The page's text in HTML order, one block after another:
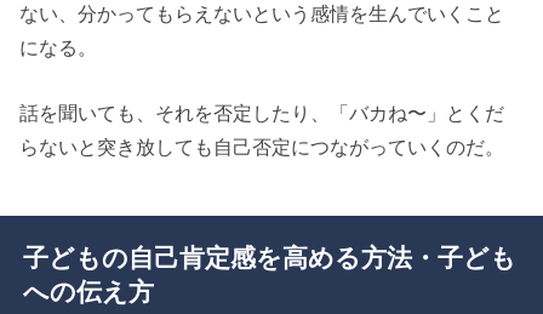
ない、分かってもらえないという感情を生んでいくこと
になる。
話を聞いても、それを否定したり、「バカね〜」とくだ
らないと突き放しても自己否定につながっていくのだ。
子どもの自己肯定感を高める方法・子ども
への伝え方